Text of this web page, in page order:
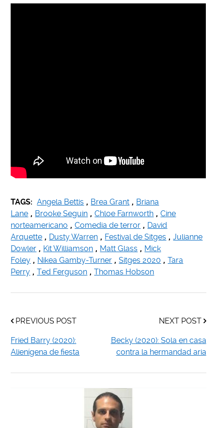
TAGS: Angela Bettis , Brea Grant , Briana
Lane , Brooke Seguin , Chloe Farnworth , Cine
norteamericano , Comedia de terror , David
Arquette , Dusty Warren , Festival de Sitges , Julianne
Dowler , Kit Williamson , Matt Glass , Mick
Foley , Nikea Gamby-Turner , Sitges 2020 , Tara
Perry , Ted Ferguson , Thomas Hobson
PREVIOUS POST
Fried Barry (2020):
Alienígena de fiesta
NEXT POST
Becky (2020): Sola en casa
contra la hermandad aria